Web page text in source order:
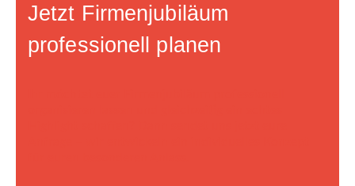
Jetzt Firmenjubiläum
professionell planen